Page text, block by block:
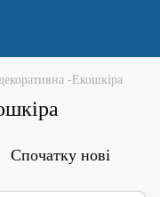
-Екошкіра
Спочатку нові